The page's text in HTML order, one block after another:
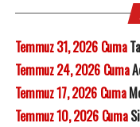
Temmuz 31, 2026 Cuma
Temmuz 24, 2026 Cuma
Temmuz 17, 2026 Cuma
Temmuz 10, 2026 Cuma